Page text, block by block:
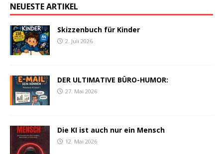
NEUESTE ARTIKEL
Skizzenbuch für Kinder
2. Juli 2026
DER ULTIMATIVE BÜRO-HUMOR:
27. Mai 2026
Die KI ist auch nur ein Mensch
12. Mai 2026